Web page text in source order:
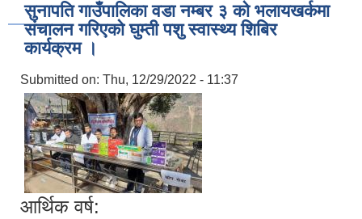
सुनापति गाउँपालिका वडा नम्बर ३ को भलायखर्कमा
संचालन गरिएको घुम्ती पशु स्वास्थ्य शिबिर
कार्यक्रम ।
Submitted on: Thu, 12/29/2022 - 11:37
आर्थिक वर्ष: